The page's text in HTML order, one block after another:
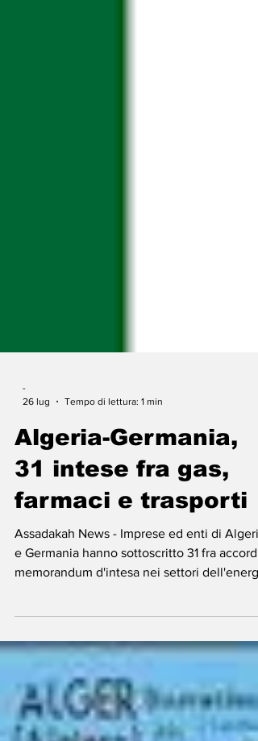
26 lug
Tempo di lettura: 1 min
Algeria-Germania,
31 intese fra gas,
farmaci e trasporti
Assadakah News - Imprese ed enti di Algeria
e Germania hanno sottoscritto 31 fra accordi
dell'industria, della farmaceutica, dei
avvenute al termine del Forum economico
algerino-tedesco, organizzato in occasione
della visita ufficiale in Germania del
presidente algerino Abdelmadjid Tebboune.
Non è stato comunicato il valore economico